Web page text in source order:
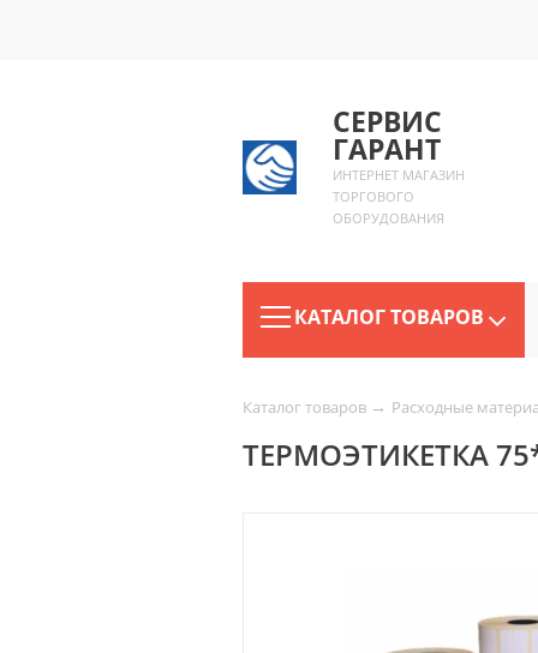
СЕРВИС
ГАРАНТ
ИНТЕРНЕТ МАГАЗИН
ТОРГОВОГО
ОБОРУДОВАНИЯ
КАТАЛОГ ТОВАРОВ
Каталог товаров → Расходные
ТЕРМОЭТИКЕТКА